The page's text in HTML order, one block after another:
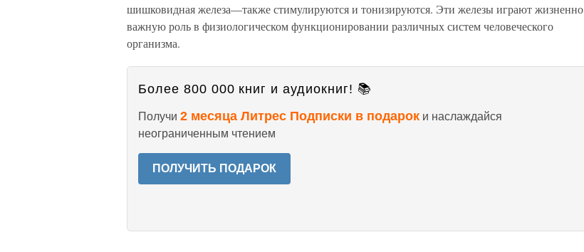
шишковидная железа—также стимулируются и тонизируются. Эти железы играют жизненно
важную роль в физиологическом функционировании различных систем человеческого
организма.
Более 800 000 книг и аудиокниг! 📚
Получи 2 месяца Литрес Подписки в подарок и наслаждайся
неограниченным чтением
ПОЛУЧИТЬ ПОДАРОК